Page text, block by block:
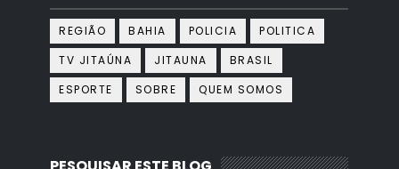
REGIÃO BAHIA POLICIA
POLITICA
TV JITAÚNA
JITAUNA
BRASIL
ESPORTE
SOBRE QUEM SOMOS